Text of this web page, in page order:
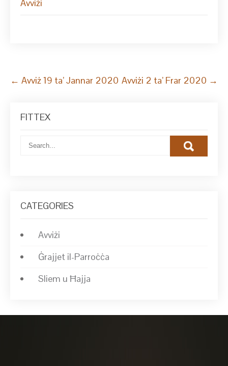
Avviżi
Post
navigation
← Avviż 19 ta’ Jannar 2020 Avviżi 2 ta’ Frar 2020 →
FITTEX
CATEGORIES
Avviżi
Ġrajjet il-Parroċċa
Sliem u Ħajja